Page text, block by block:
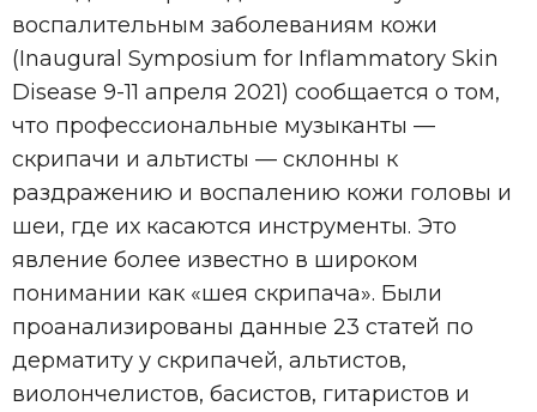
воспалительным заболеваниям кожи
(Inaugural Symposium for Inflammatory Skin
Disease 9-11 апреля 2021) сообщается о том,
что профессиональные музыканты —
скрипачи и альтисты — склонны к
раздражению и воспалению кожи головы и
шеи, где их касаются инструменты. Это
явление более известно в широком
понимании как «шея скрипача». Были
проанализированы данные 23 статей по
дерматиту у скрипачей, альтистов,
виолончелистов, басистов, гитаристов и